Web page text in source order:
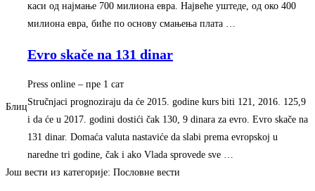
каси од најмање 700 милиона евра. Највеће уштеде, од око 400
милиона евра, биће по основу смањења плата …
Блиц
Evro skače na 131 dinar
Press online – ‎пре 1 сат‎
Stručnjaci prognoziraju da će 2015. godine kurs biti 121, 2016. 125,9
i da će u 2017. godini dostići čak 130, 9 dinara za evro. Evro skače na
131 dinar. Domaća valuta nastaviće da slabi prema evropskoj u
naredne tri godine, čak i ako Vlada sprovede sve …
Још вести из категорије: Пословне вести